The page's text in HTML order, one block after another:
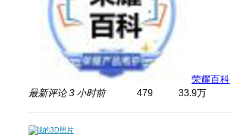
荣耀百科
最新评论3 小时前 479 33.9万
我的3D照片